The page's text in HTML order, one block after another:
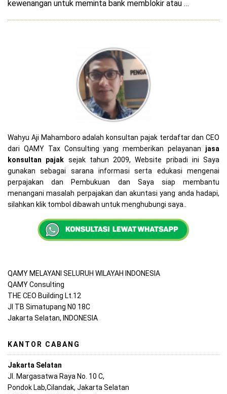
kewenangan untuk meminta bank memblokir atau …
Wahyu Aji Mahamboro adalah konsultan pajak terdaftar dan CEO
dari QAMY Tax Consulting yang memberikan pelayanan jasa
konsultan pajak sejak tahun 2009, Website pribadi ini Saya
gunakan sebagai sarana informasi serta edukasi mengenai
perpajakan dan Pembukuan dan Saya siap membantu
menangani masalah perpajakan dan akuntasi yang anda hadapi,
silahkan klik tombol dibawah untuk menghubungi saya..
QAMY MELAYANI SELURUH WILAYAH INDONESIA
QAMY Consulting
THE CEO Building Lt.12
Jl TB Simatupang N0 18C
Jakarta Selatan, INDONESIA
KANTOR CABANG
Jakarta Selatan
Jl. Margasatwa Raya No. 10 C,
Pondok Lab,Cilandak, Jakarta Selatan